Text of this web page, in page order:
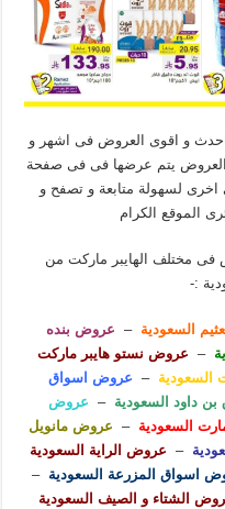
و اقوى العروض فى اشهر و
العروض يتم عرضها فى فى صفحة
لسهولة متابعة و تصفح و
الموقع الكرام
فى مختلف الهايبر ماركت من
:-
السعودية –
عروض بنده
–
عروض نستو هايبر ماركت
السعودية –
عروض اسواق
داود السعودية –
عروض
السعودية –
عروض مانويل
–
عروض الراية السعودية
اسواق المزرعة السعودية –
الشتاء و الصيف السعودية